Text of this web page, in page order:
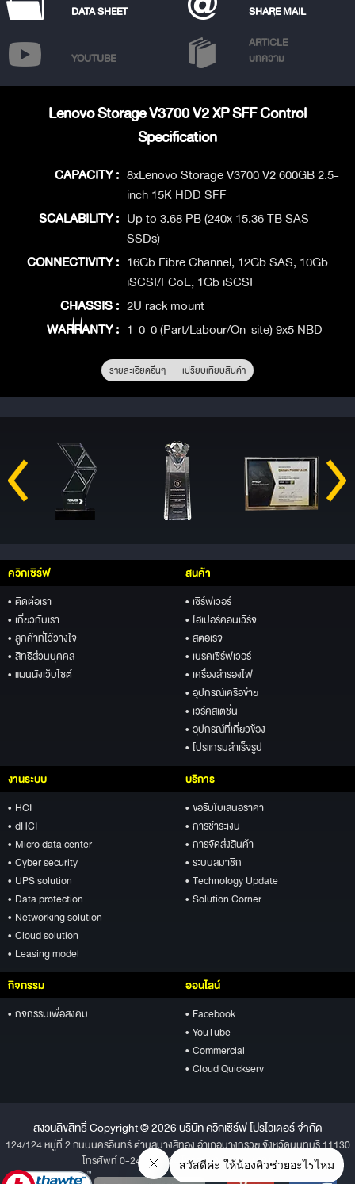
DATA SHEET SHARE MAIL
YOUTUBE
ARTICLE
บทความ
Lenovo Storage V3700 V2 XP SFF Control
Specification
CAPACITY : 8xLenovo Storage V3700 V2 600GB 2.5-
inch 15K HDD SFF
SCALABILITY : Up to 3.68 PB (240x 15.36 TB SAS
SSDs)
CONNECTIVITY : 16Gb Fibre Channel, 12Gb SAS, 10Gb
iSCSI/FCoE, 1Gb iSCSI
CHASSIS : 2U rack mount
WARRANTY : 1-0-0 (Part/Labour/On-site) 9x5 NBD
รายละเอียดอื่นๆ เปรียบเทียบสินค้า
ควิกเซิร์ฟ
• ติดต่อเรา
• เกี่ยวกับเรา
• ลูกค้าที่ไว้วางใจ
• สิทธิส่วนบุคคล
• แผนผังเว็บไซต์
สินค้า
• เซิร์ฟเวอร์
• ไฮเปอร์คอนเวิร์จ
• สตอเรจ
• เบรคเซิร์ฟเวอร์
• เครื่องสำรองไฟ
• อุปกรณ์เครือข่าย
• เวิร์คสเตชั่น
• อุปกรณ์ที่เกี่ยวข้อง
• โปรแกรมสำเร็จรูป
งานระบบ
• HCI
• dHCI
• Micro data center
• Cyber security
• UPS solution
• Data protection
• Networking solution
• Cloud solution
• Leasing model
บริการ
• ขอรับใบเสนอราคา
• การชำระเงิน
• การจัดส่งสินค้า
• ระบบสมาชิก
• Technology Update
• Solution Corner
กิจกรรม
• กิจกรรมเพื่อสังคม
ออนไลน์
• Facebook
• YouTube
• Commercial
• Cloud Quickserv
สงวนลิขสิทธิ์ Copyright © 2026 บริษัท ควิกเซิร์ฟ โปรไวเดอร์ จำกัด
124/124 หมู่ที่ 2 ถนนนครอินทร์ ตำบลบางสีทอง อำเภอบางกรวย จังหวัดนนทบุรี 11130
โทรศัพท์ 0-2496-1234 โทรสาร 0-2496-1001